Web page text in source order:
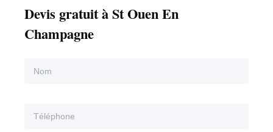
Devis gratuit à St Ouen En
Champagne